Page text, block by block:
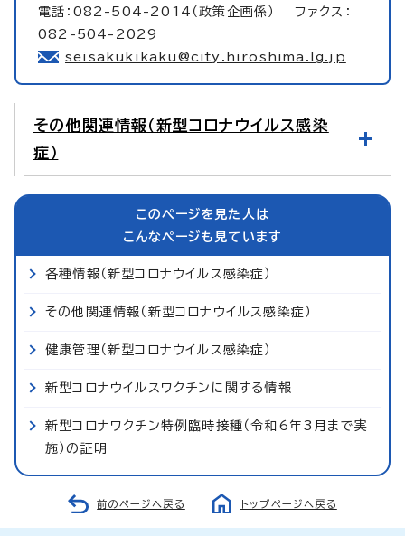
電話：082-504-2014（政策企画係） ファクス：
082-504-2029
seisakukikaku@city.hiroshima.lg.jp
その他関連情報（新型コロナウイルス感染
症）
このページを見た人は
こんなページも見ています
各種情報（新型コロナウイルス感染症）
その他関連情報（新型コロナウイルス感染症）
健康管理（新型コロナウイルス感染症）
新型コロナウイルスワクチンに関する情報
新型コロナワクチン特例臨時接種（令和6年3月まで実
施）の証明
前のページへ戻る トップページへ戻る